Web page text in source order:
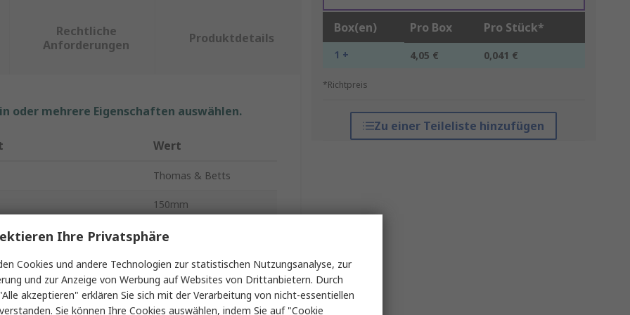
Box(en) Pro Box Pro Stück*
1 + 4,05 € 0,041 €
*Richtpreis
Zu einer Teileliste hinzufügen
Rechtliche
Anforderungen
Produktdetails
oder mehrere Eigenschaften auswählen.
Wert
Thomas & Betts
150mm
Kabelbinder
2.5mm
Natur
Ihre Privatsphäre
Cookies und andere Technologien zur statistischen Nutzungsanalyse, zur
und zur Anzeige von Werbung auf Websites von Drittanbietern. Durch
akzeptieren" erklären Sie sich mit der Verarbeitung von nicht-essentiellen
Sie können Ihre Cookies auswählen, indem Sie auf "Cookie